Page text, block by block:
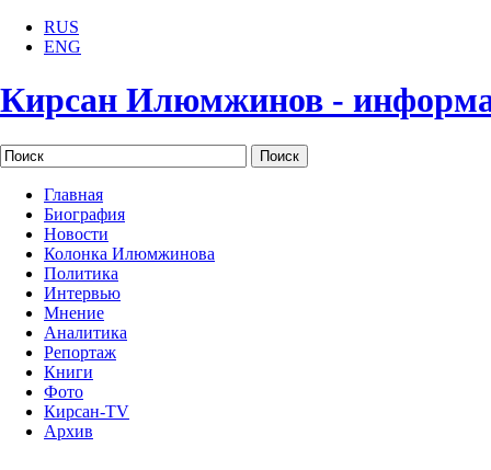
RUS
ENG
Кирсан Илюмжинов -
Главная
Биография
Новости
Колонка Илюмжинова
Политика
Интервью
Мнение
Аналитика
Репортаж
Книги
Фото
Кирсан-TV
Архив